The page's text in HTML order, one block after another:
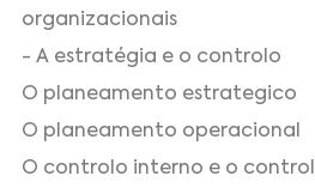
organizacionais
- A estratégia e o controlo
O planeamento estrategico
O planeamento operacional
O controlo interno e o